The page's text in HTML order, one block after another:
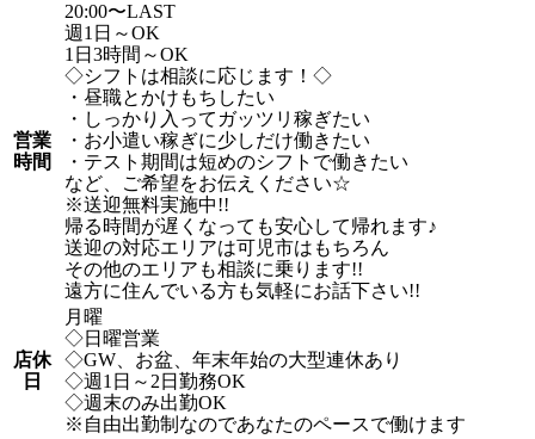
営業
時間
20:00〜LAST
週1日～OK
1日3時間～OK
◇シフトは相談に応じます！◇
・昼職とかけもちしたい
・しっかり入ってガッツリ稼ぎたい
・お小遣い稼ぎに少しだけ働きたい
・テスト期間は短めのシフトで働きたい
など、ご希望をお伝えください☆
※送迎無料実施中!!
帰る時間が遅くなっても安心して帰れます♪
送迎の対応エリアは可児市はもちろん
その他のエリアも相談に乗ります!!
遠方に住んでいる方も気軽にお話下さい!!
店休
日
月曜
◇日曜営業
◇GW、お盆、年末年始の大型連休あり
◇週1日～2日勤務OK
◇週末のみ出勤OK
※自由出勤制なのであなたのペースで働けます